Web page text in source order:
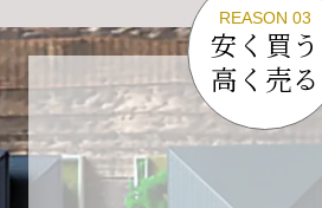
変化の激しい時代だからこそ
挑戦を続け、社会に必要とさ
けることをお約束いたします。
今後とも変わらぬご支援、ご指
う、何卒よろしくお願い申し上
REASON 03
安く買う
高く売る